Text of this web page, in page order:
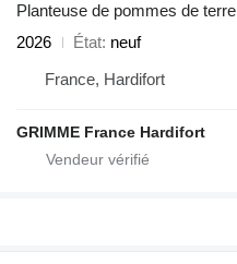
Planteuse de pommes de terre
2026
État neuf
France, Hardifort
GRIMME France Hardifort